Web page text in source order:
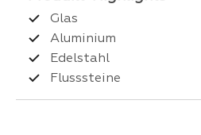
Glas
Aluminium
Edelstahl
Flusssteine